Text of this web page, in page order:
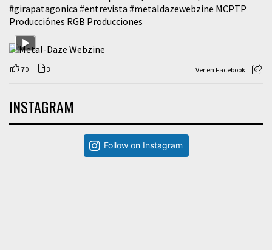
#girapatagonica #entrevista #metaldazewebzine MCPTP
Producciónes RGB Producciones
70 3 Ver en Facebook
INSTAGRAM
Follow on Instagram